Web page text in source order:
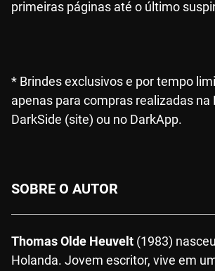
primeiras páginas até o último
* Brindes exclusivos e por tempo
apenas para compras realizadas na
DarkSide (site) ou no DarkApp.
SOBRE O AUTOR
Thomas Olde Heuvelt (1983)
Holanda. Jovem escritor, vive em